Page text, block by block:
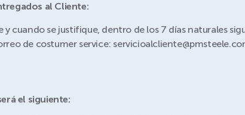
al Cliente:
cuando se justifique, dentro de los 7 días naturales
de costumer service:
el siguiente: